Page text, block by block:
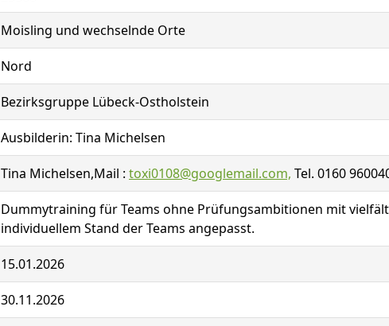
Moisling und wechselnde Orte
Nord
Bezirksgruppe Lübeck-Ostholstein
Ausbilderin: Tina Michelsen
Tina Michelsen,Mail : toxi0108@googlemail.com, Tel. 0160
Dummytraining für Teams ohne Prüfungsambitionen mit
individuellem Stand der Teams angepasst.
15.01.2026
30.11.2026